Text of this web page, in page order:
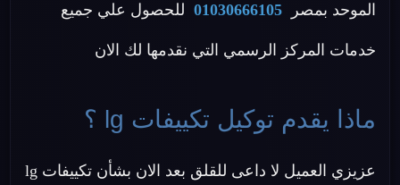
الموحد بمصر 01030666105 للحصول علي جميع
خدمات المركز الرسمي التي نقدمها لك الان
ماذا يقدم توكيل تكييفات lg ؟
عزيزي العميل لا داعى للقلق بعد الان بشأن تكييفات lg